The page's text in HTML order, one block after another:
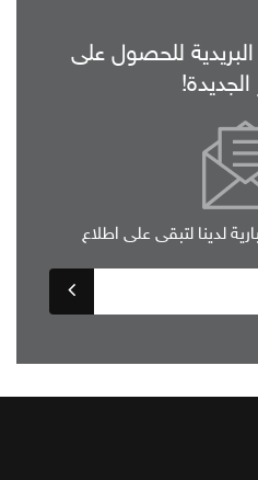
للحصول على
الجديدة!
لدينا لتبقى على اطلاع